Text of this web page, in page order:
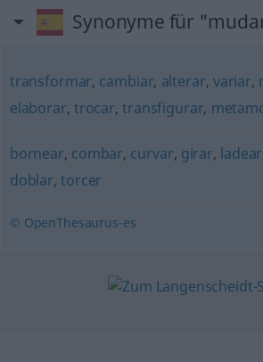
Synonyme für
transformar, cambiar, alterar, variar,
elaborar, trocar,transfigurar,
bornear, combar, curvar, girar, ladear
doblar,torcer
© OpenThesaurus-es